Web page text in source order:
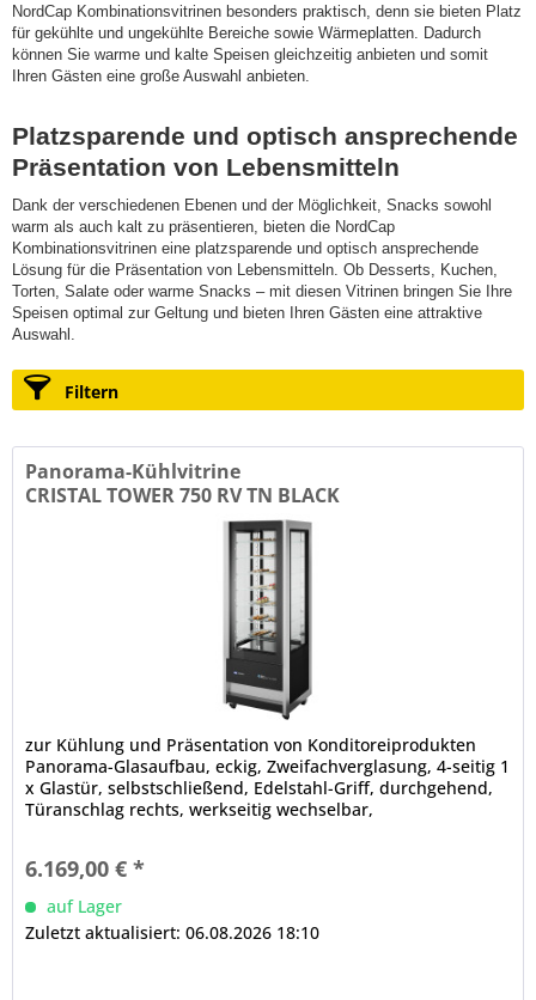
NordCap Kombinationsvitrinen besonders praktisch, denn sie bieten Platz
für gekühlte und ungekühlte Bereiche sowie Wärmeplatten. Dadurch
können Sie warme und kalte Speisen gleichzeitig anbieten und somit
Ihren Gästen eine große Auswahl anbieten.
Platzsparende und optisch ansprechende
Präsentation von Lebensmitteln
Dank der verschiedenen Ebenen und der Möglichkeit, Snacks sowohl
warm als auch kalt zu präsentieren, bieten die NordCap
Kombinationsvitrinen eine platzsparende und optisch ansprechende
Lösung für die Präsentation von Lebensmitteln. Ob Desserts, Kuchen,
Torten, Salate oder warme Snacks – mit diesen Vitrinen bringen Sie Ihre
Speisen optimal zur Geltung und bieten Ihren Gästen eine attraktive
Auswahl.
Filtern
Panorama-Kühlvitrine
CRISTAL TOWER 750 RV TN BLACK
zur Kühlung und Präsentation von Konditoreiprodukten
Panorama-Glasaufbau, eckig, Zweifachverglasung, 4-seitig 1
x Glastür, selbstschließend, Edelstahl-Griff, durchgehend,
Türanschlag rechts, werkseitig wechselbar,
6.169,00 € *
auf Lager
Zuletzt aktualisiert: 06.08.2026 18:10